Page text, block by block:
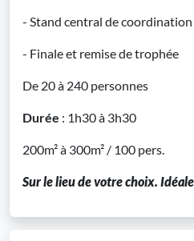
- Stand central de coordination
- Finale et remise de trophée
De 20 à 240 personnes
Durée : 1h30 à 3h30
200m² à 300m² / 100 pers.
Sur le lieu de votre choix.